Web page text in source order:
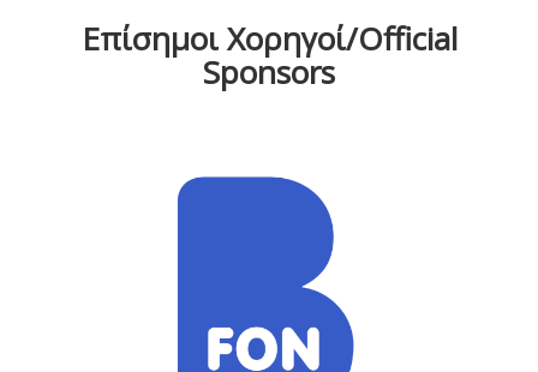
Επίσημοι Χορηγοί/Official
Sponsors